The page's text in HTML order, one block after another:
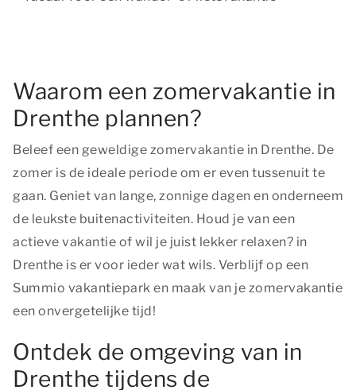
Waarom een zomervakantie in
Drenthe plannen?
Beleef een geweldige zomervakantie in Drenthe. De
zomer is de ideale periode om er even tussenuit te
gaan. Geniet van lange, zonnige dagen en onderneem
de leukste buitenactiviteiten. Houd je van een
actieve vakantie of wil je juist lekker relaxen? in
Drenthe is er voor ieder wat wils. Verblijf op een
Summio vakantiepark en maak van je zomervakantie
een onvergetelijke tijd!
Ontdek de omgeving van in
Drenthe tijdens de